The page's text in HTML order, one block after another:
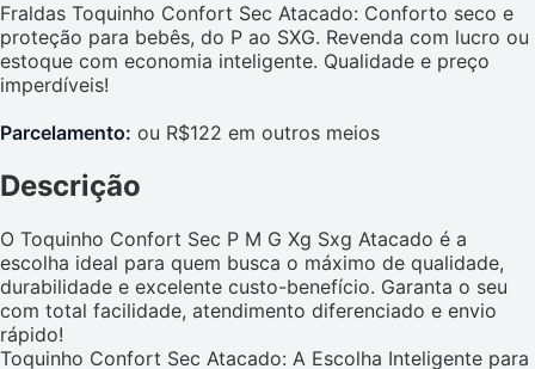
Fraldas Toquinho Confort Sec Atacado: Conforto seco e
proteção para bebês, do P ao SXG. Revenda com lucro ou
estoque com economia inteligente. Qualidade e preço
imperdíveis!
Parcelamento: ou R$122 em outros meios
Descrição
O Toquinho Confort Sec P M G Xg Sxg Atacado é a
escolha ideal para quem busca o máximo de qualidade,
durabilidade e excelente custo-benefício. Garanta o seu
com total facilidade, atendimento diferenciado e envio
rápido!
Toquinho Confort Sec Atacado: A Escolha Inteligente para